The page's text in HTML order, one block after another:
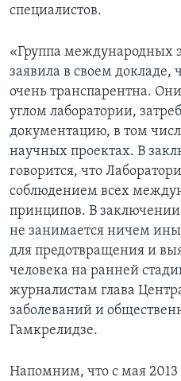
специалистов.
«Группа международных
заявила в своем докладе,
очень транспарентна.
углом лаборатории,
документацию, в том
научных проектах. В
говорится, что
соблюдением всех
принципов. В заключении
не занимается ничем
для предотвращения и
человека на ранней
журналистам глава
заболеваний и
Гамкрелидзе.
Напомним, что с мая 2013